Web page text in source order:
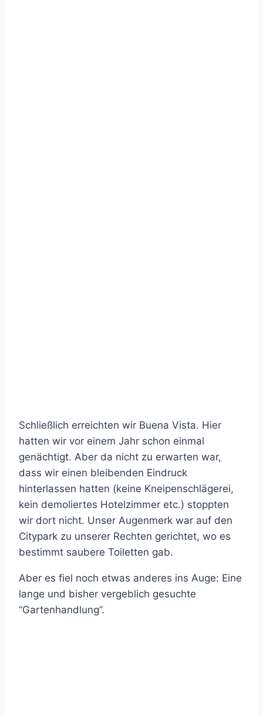
Schließlich erreichten wir Buena Vista. Hier
hatten wir vor einem Jahr schon einmal
genächtigt. Aber da nicht zu erwarten war,
dass wir einen bleibenden Eindruck
hinterlassen hatten (keine Kneipenschlägerei,
kein demoliertes Hotelzimmer etc.) stoppten
wir dort nicht. Unser Augenmerk war auf den
Citypark zu unserer Rechten gerichtet, wo es
bestimmt saubere Toiletten gab.
Aber es fiel noch etwas anderes ins Auge: Eine
lange und bisher vergeblich gesuchte
“Gartenhandlung”.